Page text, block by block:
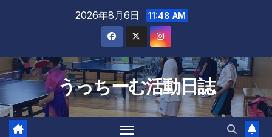
2026年8月6日 11:48 AM
うっちーむ活動日誌